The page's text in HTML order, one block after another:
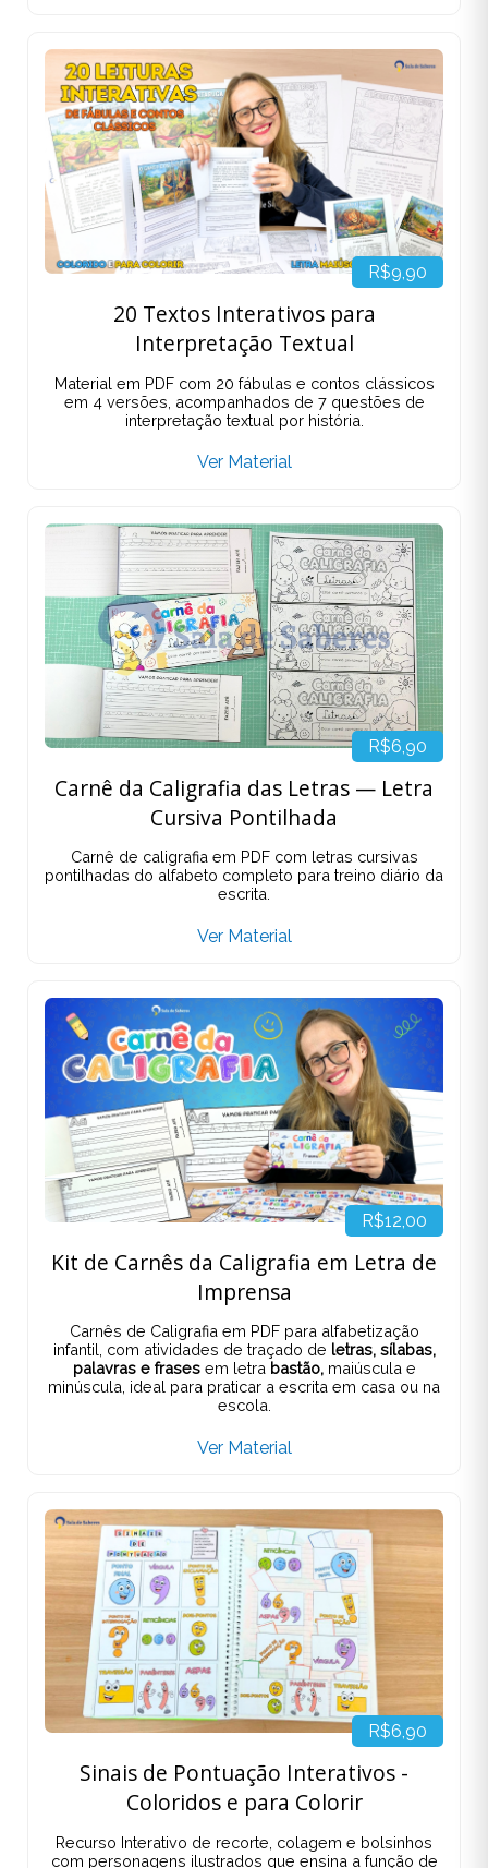
R$9,90
20 Textos Interativos para
Interpretação Textual
Material em PDF com 20 fábulas e contos clássicos
em 4 versões, acompanhados de 7 questões de
interpretação textual por história.
Ver Material
R$6,90
Carnê da Caligrafia das Letras — Letra
Cursiva Pontilhada
Carnê de caligrafia em PDF com letras cursivas
pontilhadas do alfabeto completo para treino diário da
escrita.
Ver Material
R$12,00
Kit de Carnês da Caligrafia em Letra de
Imprensa
Carnês de Caligrafia em PDF para alfabetização
infantil, com atividades de traçado de letras, sílabas,
palavras e frasesem letra bastão,maiúscula e
minúscula, ideal para praticar a escrita em casa ou na
escola.
Ver Material
R$6,90
Sinais de Pontuação Interativos -
Coloridos e para Colorir
Recurso Interativo de recorte, colagem e bolsinhos
com personagens ilustrados que ensina a função de